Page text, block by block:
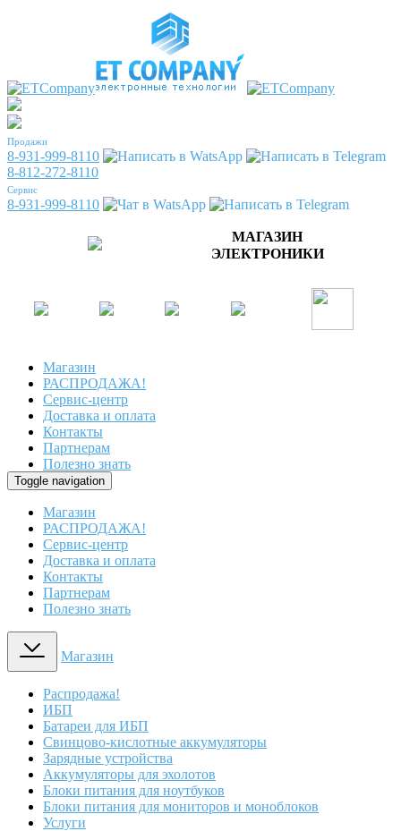
Продажи
8-931-999-8110
8-812-272-8110
Сервис
8-931-999-8110
МАГАЗИН
ЭЛЕКТРОНИКИ
Магазин
РАСПРОДАЖА!
Сервис-центр
Доставка и оплата
Контакты
Партнерам
Полезно знать
Toggle navigation
Магазин
РАСПРОДАЖА!
Сервис-центр
Доставка и оплата
Контакты
Партнерам
Полезно знать
Магазин
Распродажа!
ИБП
Батареи для ИБП
Свинцово-кислотные аккумуляторы
Зарядные устройства
Аккумуляторы для эхолотов
Блоки питания для ноутбуков
Блоки питания для мониторов и моноблоков
Услуги